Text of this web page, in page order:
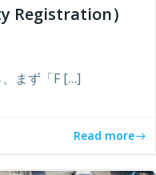
Registration）
まず「F […]
Read more